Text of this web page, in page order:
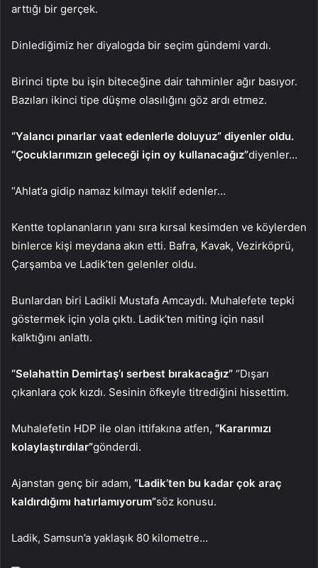
arttığı bir gerçek.
Dinlediğimiz her diyalogda bir seçim gündemi vardı.
Birinci tipte bu işin biteceğine dair tahminler ağır basıyor.
Bazıları ikinci tipe düşme olasılığını göz ardı etmez.
“Yalancı pınarlar vaat edenlerle doluyuz” diyenler oldu.
“Çocuklarımızın geleceği için oy kullanacağız”diyenler…
“Ahlat’a gidip namaz kılmayı teklif edenler…
Kentte toplananların yanı sıra kırsal kesimden ve köylerden
binlerce kişi meydana akın etti. Bafra, Kavak, Vezirköprü,
Çarşamba ve Ladik’ten gelenler oldu.
Bunlardan biri Ladikli Mustafa Amcaydı. Muhalefete tepki
göstermek için yola çıktı. Ladik’ten miting için nasıl
kalktığını anlattı.
“Selahattin Demirtaş’ı serbest bırakacağız” “Dışarı
çıkanlara çok kızdı. Sesinin öfkeyle titrediğini hissettim.
Muhalefetin HDP ile olan ittifakına atfen, “Kararımızı
kolaylaştırdılar”gönderdi.
Ajanstan genç bir adam, “Ladik’ten bu kadar çok araç
kaldırdığımı hatırlamıyorum”söz konusu.
Ladik, Samsun’a yaklaşık 80 kilometre…